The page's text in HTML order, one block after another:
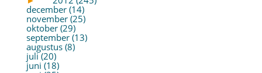
december (14)
november (25)
oktober (29)
september (13)
augustus (8)
juli (20)
juni (18)